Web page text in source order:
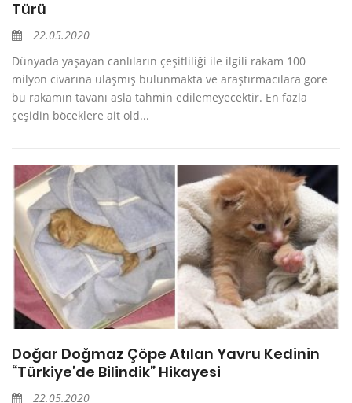
Türü
22.05.2020
Dünyada yaşayan canlıların çeşitliliği ile ilgili rakam 100
milyon civarına ulaşmış bulunmakta ve araştırmacılara göre
bu rakamın tavanı asla tahmin edilemeyecektir. En fazla
çeşidin böceklere ait old...
Doğar Doğmaz Çöpe Atılan Yavru Kedinin
“Türkiye’de Bilindik” Hikayesi
22.05.2020